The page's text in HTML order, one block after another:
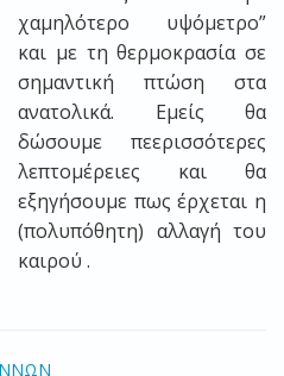
χαμηλότερο υψόμετρο”
και με τη θερμοκρασία σε
σημαντική πτώση στα
ανατολικά. Εμείς θα
δώσουμε πεερισσότερες
λεπτομέρειες και θα
εξηγήσουμε πως έρχεται η
(πολυπόθητη) αλλαγή του
καιρού .